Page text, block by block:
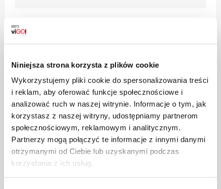
Niniejsza strona korzysta z plików cookie
Wykorzystujemy pliki cookie do spersonalizowania treści
i reklam, aby oferować funkcje społecznościowe i
analizować ruch w naszej witrynie. Informacje o tym, jak
korzystasz z naszej witryny, udostępniamy partnerom
społecznościowym, reklamowym i analitycznym.
Partnerzy mogą połączyć te informacje z innymi danymi
otrzymanymi od Ciebie lub uzyskanymi podczas
korzystania z ich usług.
Emballasje laget av papir
Ta vare på renslighet, kast den brukte
produktemballasjen i søpla